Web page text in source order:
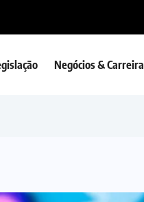
Negócios & Carreira